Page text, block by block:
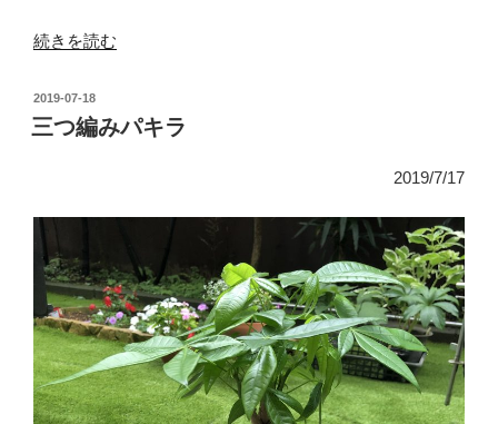
“パ
ラ、
鉢
の
続きを読む
投
稿
日:
2019-07-18
三つ編みパキラ
2019/7/17